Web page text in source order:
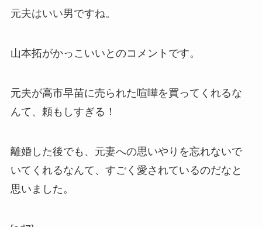
元夫はいい男ですね。
山本拓がかっこいいとのコメントです。
元夫が高市早苗に売られた喧嘩を買ってくれるな
んて、頼もしすぎる！
離婚した後でも、元妻への思いやりを忘れないで
いてくれるなんて、すごく愛されているのだなと
思いました。